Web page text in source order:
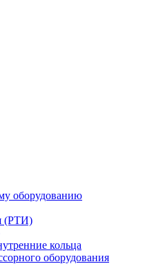
оборудованию
(РТИ)
кольца
оборудования